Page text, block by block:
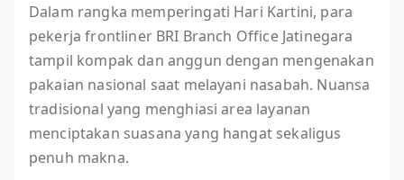
Dalam rangka memperingati Hari Kartini, para
pekerja frontliner BRI Branch Office Jatinegara
tampil kompak dan anggun dengan mengenakan
pakaian nasional saat melayani nasabah. Nuansa
tradisional yang menghiasi area layanan
menciptakan suasana yang hangat sekaligus
penuh makna.